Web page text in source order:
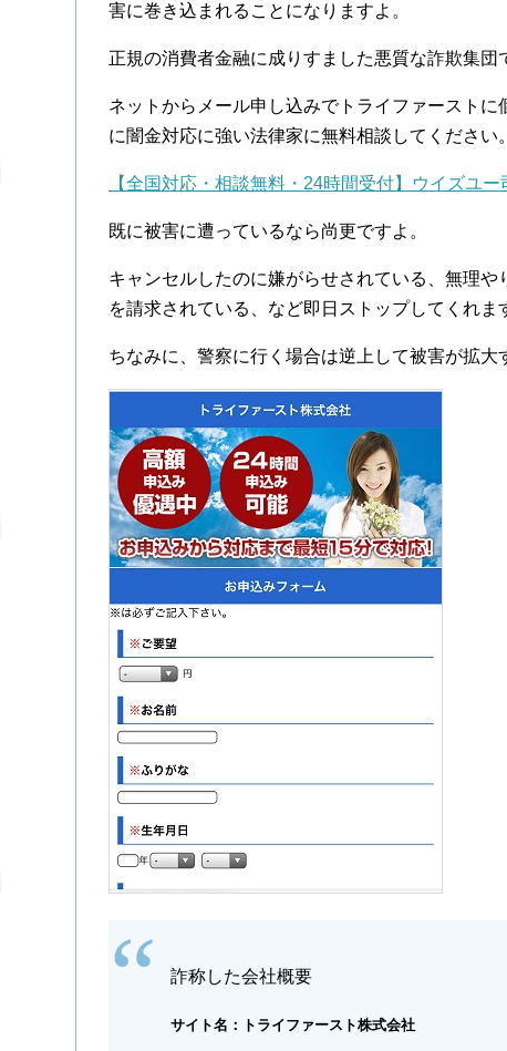
害に巻き込まれることになりますよ。
正規の消費者金融に成りすました悪質な詐欺集団
ネットからメール申し込みでトライファースト
に闇金対応に強い法律家に無料相談してください。
【全国対応・相談無料・24時間受付】ウイズユ
既に被害に遭っているなら尚更ですよ。
キャンセルしたのに嫌がらせされている、無理
を請求されている、など即日ストップしてくれま
ちなみに、警察に行く場合は逆上して被害が拡大
詐称した会社概要
サイト名：トライファースト株式会社